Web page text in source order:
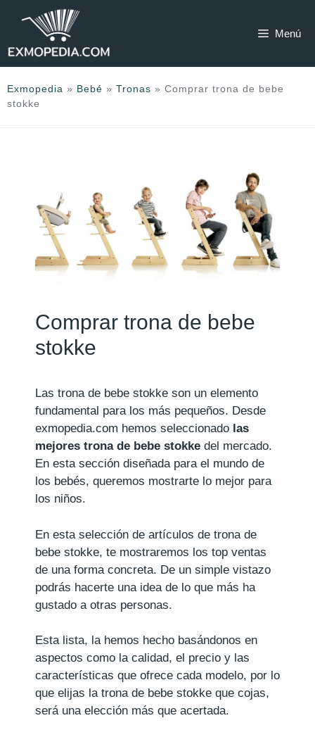
Menú
Exmopedia » Bebé » Tronas » Comprar trona de bebe
stokke
Comprar trona de bebe
stokke
Las trona de bebe stokke son un elemento
fundamental para los más pequeños. Desde
exmopedia.com hemos seleccionado las
mejores trona de bebe stokke del mercado.
En esta sección diseñada para el mundo de
los bebés, queremos mostrarte lo mejor para
los niños.
En esta selección de artículos de trona de
bebe stokke, te mostraremos los top ventas
de una forma concreta. De un simple vistazo
podrás hacerte una idea de lo que más ha
gustado a otras personas.
Esta lista, la hemos hecho basándonos en
aspectos como la calidad, el precio y las
características que ofrece cada modelo, por lo
que elijas la trona de bebe stokke que cojas,
será una elección más que acertada.